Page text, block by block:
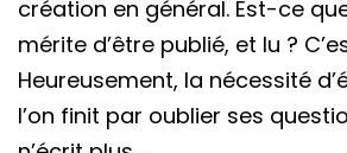
création en général. Est-ce
mérite d’être publié, et lu ?
Heureusement, la nécessité
l’on finit par oublier ses